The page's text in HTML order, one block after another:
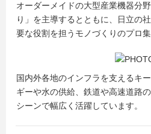
オーダーメイドの大型産業機器分
り」を主導するとともに、日立の
要な役割を担うモノづくりのプロ集
国内外各地のインフラを支えるキ
ギーや水の供給、鉄道や高速道路
シーンで幅広く活躍しています。